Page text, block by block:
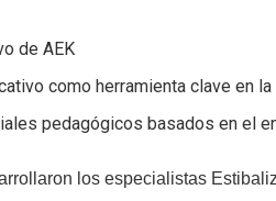
de AEK
como herramienta clave en
pedagógicos basados en el
los especialistas